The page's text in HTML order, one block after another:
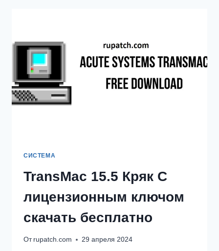
СИСТЕМА
TransMac 15.5 Кряк С
лицензионным ключом
скачать бесплатно
От rupatch.com 29 апреля 2024